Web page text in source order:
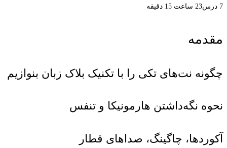
7 درس 23 ساعت 15 دقیقه
مقدمه
چگونه نت‌های تکی را با تکنیک بلاک زبان بنوازیم
نحوه نگه‌داشتن هارمونیکا و تنفس
آکوردها، چاگینگ، صداهای قطار